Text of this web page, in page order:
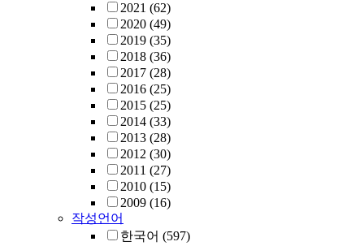
2021 (62)
2020 (49)
2019 (35)
2018 (36)
2017 (28)
2016 (25)
2015 (25)
2014 (33)
2013 (28)
2012 (30)
2011 (27)
2010 (15)
2009 (16)
작성언어
한국어 (597)